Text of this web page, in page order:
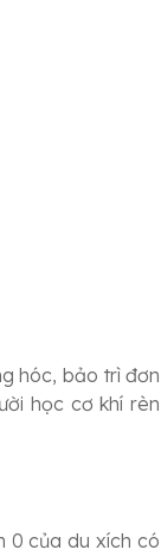
hóc, bảo trì đơn
học cơ khí rèn
0 của du xích có